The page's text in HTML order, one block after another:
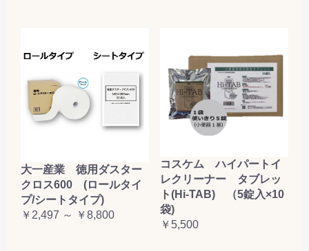
大一産業 徳用ダスター
クロス600 (ロールタイ
プ/シートタイプ)
￥2,497 ～ ￥8,800
コスケム ハイパートイ
レクリーナー タブレッ
ト(Hi-TAB) （5錠入×10
袋)
￥5,500